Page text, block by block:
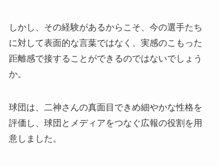
しかし、その経験があるからこそ、今の選手たち
に対して表面的な言葉ではなく、実感のこもった
距離感で接することができるのではないでしょう
か。
球団は、二神さんの真面目できめ細やかな性格を
評価し、球団とメディアをつなぐ広報の役割を用
意しました。